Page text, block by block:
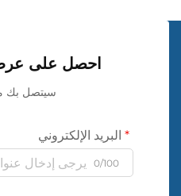
احصل على
سيتصل بك
البريد الإلكتروني
0/100